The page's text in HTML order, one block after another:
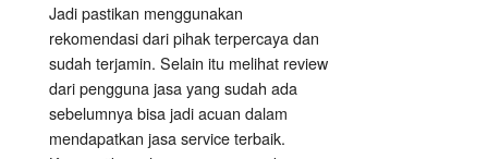
Jadi pastikan menggunakan
rekomendasi dari pihak terpercaya dan
sudah terjamin. Selain itu melihat review
dari pengguna jasa yang sudah ada
sebelumnya bisa jadi acuan dalam
mendapatkan jasa service terbaik.